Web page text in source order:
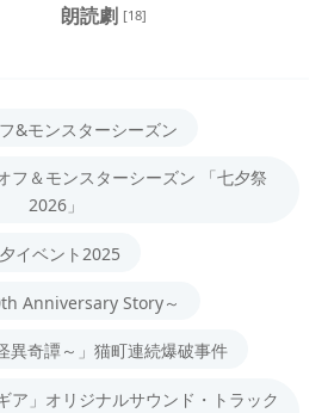
朗読劇 [18]
&モンスターシーズン
フ＆モンスターシーズン 「七夕祭
2026」
イベント2025
Anniversary Story～
異奇譚～」猫町連続爆破事件
ア」オリジナルサウンド・トラック